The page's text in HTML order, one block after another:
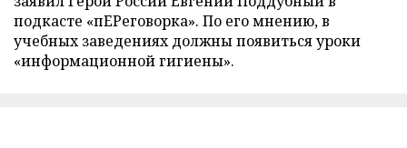
подкасте «пЕРеговорка». По его мнению, в
учебных заведениях должны появиться уроки
«информационной гигиены».